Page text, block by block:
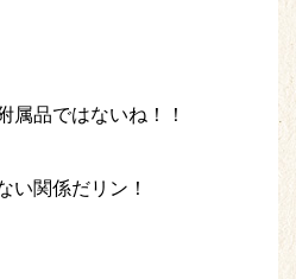
属品ではないね！！
い関係だリン！